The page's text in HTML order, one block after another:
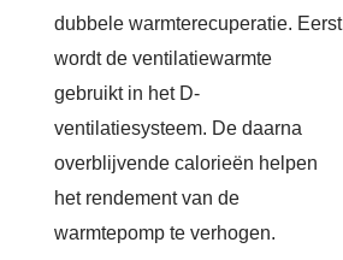
dubbele warmterecuperatie. Eerst
wordt de ventilatiewarmte
gebruikt in het D-
ventilatiesysteem. De daarna
overblijvende calorieën helpen
het rendement van de
warmtepomp te verhogen.